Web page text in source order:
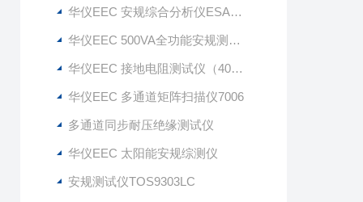
华仪EEC 安规综合分析仪ESA（七合一）
华仪EEC 500VA全功能安规测试仪
华仪EEC 接地电阻测试仪（40A/60A）
华仪EEC 多通道矩阵扫描仪7006
多通道同步耐压绝缘测试仪
华仪EEC 太阳能安规综测仪
安规测试仪TOS9303LC